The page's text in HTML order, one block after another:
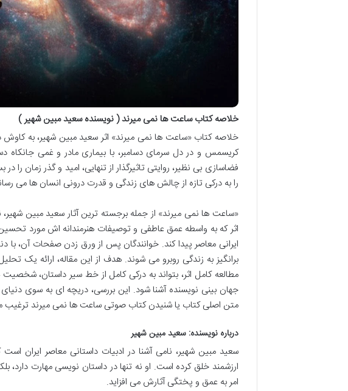
خلاصه کتاب ساعت ها نمی میرند ( نویسنده سعید مبین شهیر )
خلاصه کتاب «ساعت ها نمی میرند» اثر سعید مبین شهیر، به کاوش
کریسمس و در دل سرمای دسامبر، با بیماری مادر و غمی جانکاه
فضاسازی بی نظیر، روایتی تاثیرگذار از تنهایی، امید و گذر زمان
را به درکی تازه از چالش های زندگی و قدرت درونی انسان ها می
«ساعت ها نمی میرند» از جمله برجسته ترین آثار سعید مبین شهیر،
اثر که به واسطه عمق عاطفی و توصیفات هنرمندانه اش مورد تحسین
ایرانی معاصر پیدا کند. خوانندگان پس از ورق زدن صفحات آن، با
برانگیز به زندگی روبرو می شوند. هدف از این مقاله، ارائه یک
مطالعه کامل اثر، بتواند به درکی کامل از خط سیر داستان،
جهان بینی نویسنده آشنا شود. این بررسی، دریچه ای به سوی
متن اصلی کتاب یا شنیدن کتاب صوتی ساعت ها نمی میرند ترغیب
درباره نویسنده: سعید مبین شهیر
سعید مبین شهیر، نامی آشنا در ادبیات داستانی معاصر ایران
ارزشمند خلق کرده است. او نه تنها در داستان نویسی مهارت
امر به عمق و پختگی آثارش می افزاید.